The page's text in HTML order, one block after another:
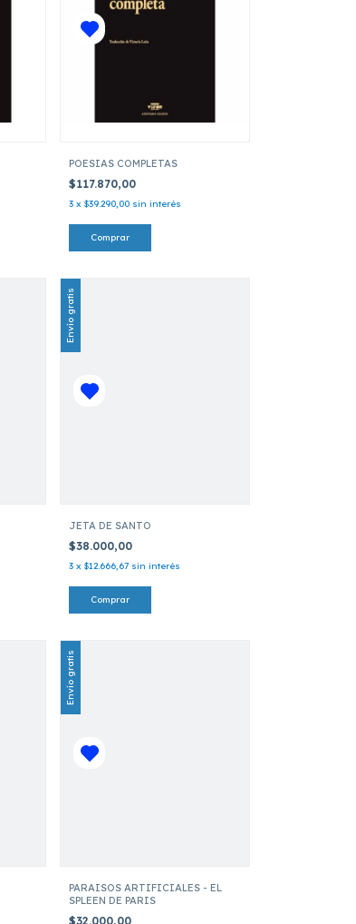
POESIAS COMPLETAS
$117.870,00
3 x $39.290,00 sin interés
Envío gratis
JETA DE SANTO
$38.000,00
3 x $12.666,67 sin interés
Envío gratis
PARAISOS ARTIFICIALES - EL
SPLEEN DE PARIS
$32.000,00